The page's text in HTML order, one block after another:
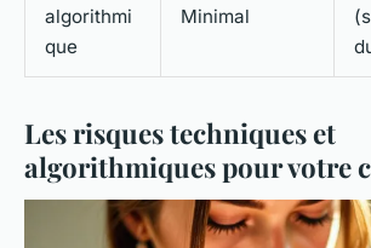
algorithmi
que
Minimal
Les risques techniques et
algorithmiques pour votre